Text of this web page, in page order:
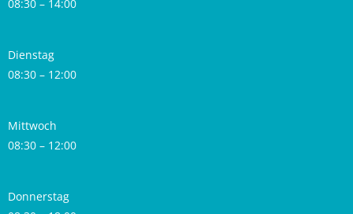
08:30 – 14:00
Dienstag
08:30 – 12:00
Mittwoch
08:30 – 12:00
Donnerstag